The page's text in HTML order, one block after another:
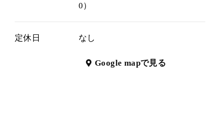
0）
定休日 なし
Google mapで見る